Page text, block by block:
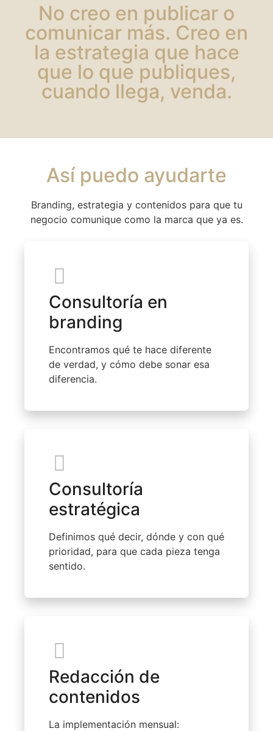
No creo en publicar o
comunicar más. Creo en
la estrategia que hace
que lo que publiques,
cuando llega, venda.
Así puedo ayudarte
Branding, estrategia y contenidos para que tu
negocio comunique como la marca que ya es.
Consultoría en
branding
Encontramos qué te hace diferente
de verdad, y cómo debe sonar esa
diferencia.
Consultoría
estratégica
Definimos qué decir, dónde y con qué
prioridad, para que cada pieza tenga
sentido.
Redacción de
contenidos
La implementación mensual: